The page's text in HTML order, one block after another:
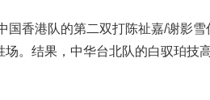
港队的第二双打陈祉嘉/谢影雪
场。结果，中华台北队的白驭珀技